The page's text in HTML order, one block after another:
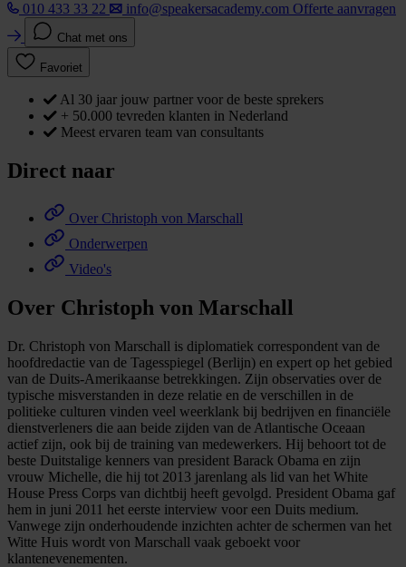
010 433 33 22 info@speakersacademy.com Offerte aanvragen
Chat met ons
Favoriet
Al 30 jaar jouw partner voor de beste sprekers
+ 50.000 tevreden klanten in Nederland
Meest ervaren team van consultants
Direct naar
Over Christoph von Marschall
Onderwerpen
Video's
Over Christoph von Marschall
Dr. Christoph von Marschall is diplomatiek correspondent van de
hoofdredactie van de Tagesspiegel (Berlijn) en expert op het gebied
van de Duits-Amerikaanse betrekkingen. Zijn observaties over de
typische misverstanden in deze relatie en de verschillen in de
politieke culturen vinden veel weerklank bij bedrijven en financiële
dienstverleners die aan beide zijden van de Atlantische Oceaan
actief zijn, ook bij de training van medewerkers. Hij behoort tot de
beste Duitstalige kenners van president Barack Obama en zijn
vrouw Michelle, die hij tot 2013 jarenlang als lid van het White
House Press Corps van dichtbij heeft gevolgd. President Obama gaf
hem in juni 2011 het eerste interview voor een Duits medium.
Vanwege zijn onderhoudende inzichten achter de schermen van het
Witte Huis wordt von Marschall vaak geboekt voor
klantenevenementen.